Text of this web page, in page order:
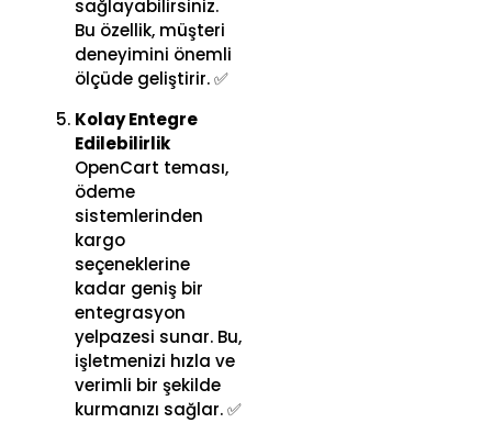
sağlayabilirsiniz.
Bu özellik, müşteri
deneyimini önemli
ölçüde geliştirir. ✅
Kolay Entegre
Edilebilirlik
OpenCart teması,
ödeme
sistemlerinden
kargo
seçeneklerine
kadar geniş bir
entegrasyon
yelpazesi sunar. Bu,
işletmenizi hızla ve
verimli bir şekilde
kurmanızı sağlar. ✅